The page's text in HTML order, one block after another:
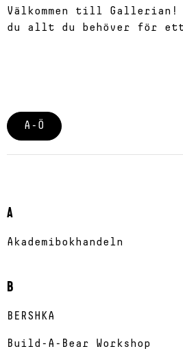
Välkommen till
du allt du behöver för ett
A-Ö
A
Akademibokhandeln
B
BERSHKA
Build-A-Bear Workshop